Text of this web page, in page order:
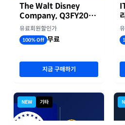
The Walt Disney
Company, Q3FY2026
실적자료
유료회원할인가
100% Off 무료
지금 구매하기
NEW 기타